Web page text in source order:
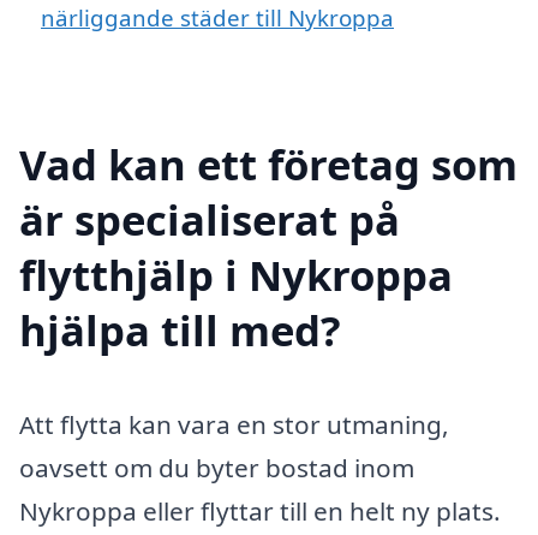
närliggande städer till Nykroppa
Vad kan ett företag som
är specialiserat på
flytthjälp i Nykroppa
hjälpa till med?
Att flytta kan vara en stor utmaning,
oavsett om du byter bostad inom
Nykroppa eller flyttar till en helt ny plats.